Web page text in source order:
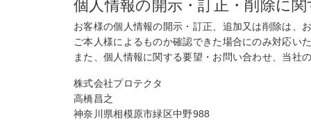
個人情報の開示・訂正・削除に
お客様の個人情報の開示・訂正、追加又は削除は、
ご本人様によるものか確認できた場合にのみ対応い
また、個人情報に関する要望・お問い合わせ、当社
株式会社プロテクタ
高橋昌之
神奈川県相模原市緑区中野988